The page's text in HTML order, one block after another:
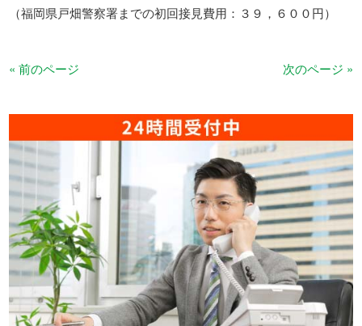
（福岡県戸畑警察署までの初回接見費用：３９，６００円）
« 前のページ 次のページ »